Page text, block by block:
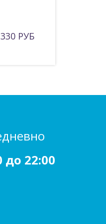
330 РУБ
до 22:00